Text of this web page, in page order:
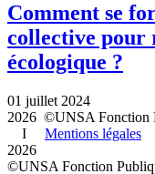
Comment se
collective pour
écologique ?
01 juillet 2024
2026 ©UNSA
I Mentions légales
2026
©UNSA Fonction